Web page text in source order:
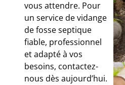
vous attendre. Pour
un service de vidange
de fosse septique
fiable, professionnel
et adapté à vos
besoins, contactez-
nous dès aujourd’hui.